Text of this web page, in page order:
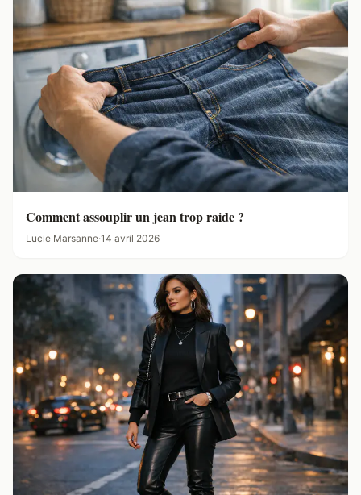
Comment assouplir un jean trop raide ?
Lucie Marsanne·14 avril 2026